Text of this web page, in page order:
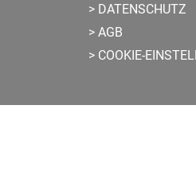
> DATENSCHUTZ
> AGB
> COOKIE-